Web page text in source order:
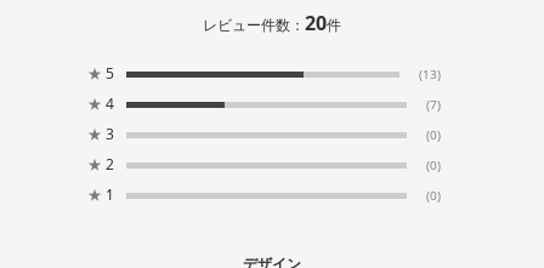
レビュー件数： 20件
★ 5 (13)
★ 4 (7)
★ 3 (0)
★ 2 (0)
★ 1 (0)
デザイン